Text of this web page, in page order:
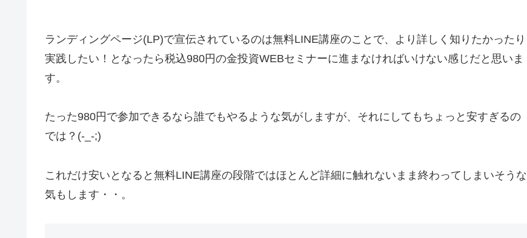
ランディングページ(LP)で宣伝されているのは無料LINE講座のことで、より詳しく知りたかったり
実践したい！となったら税込980円の金投資WEBセミナーに進まなければいけない感じだと思いま
す。
たった980円で参加できるなら誰でもやるような気がしますが、それにしてもちょっと安すぎるの
では？(-_-;)
これだけ安いとなると無料LINE講座の段階ではほとんど詳細に触れないまま終わってしまいそうな
気もします・・。